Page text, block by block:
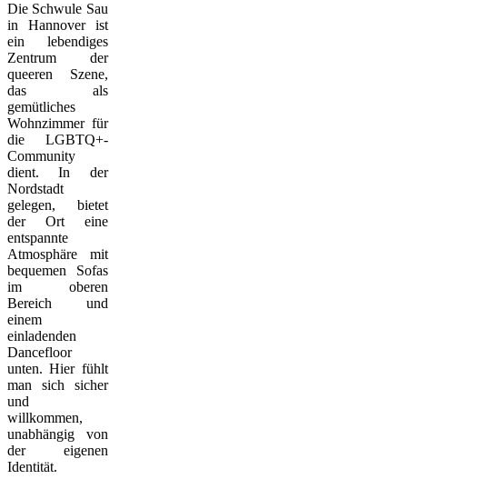
Die Schwule Sau
in Hannover ist
ein lebendiges
Zentrum der
queeren Szene,
das als
gemütliches
Wohnzimmer für
die LGBTQ+-
Community
dient. In der
Nordstadt
gelegen, bietet
der Ort eine
entspannte
Atmosphäre mit
bequemen Sofas
im oberen
Bereich und
einem
einladenden
Dancefloor
unten. Hier fühlt
man sich sicher
und
willkommen,
unabhängig von
der eigenen
Identität.